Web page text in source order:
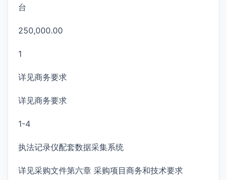
台
250,000.00
1
详见商务要求
详见商务要求
1-4
执法记录仪配套数据采集系统
详见采购文件第六章 采购项目商务和技术要求